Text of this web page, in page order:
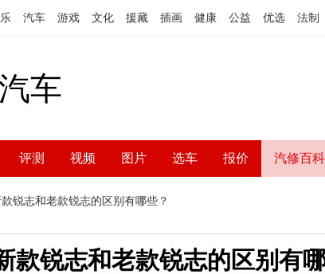
汽车 游戏 文化 援藏 插画 健康 公益 优选 法制
车
评测 视频 图片 选车 报价 汽修百科
款锐志和老款锐志的区别有哪些？
款锐志和老款锐志的区别有